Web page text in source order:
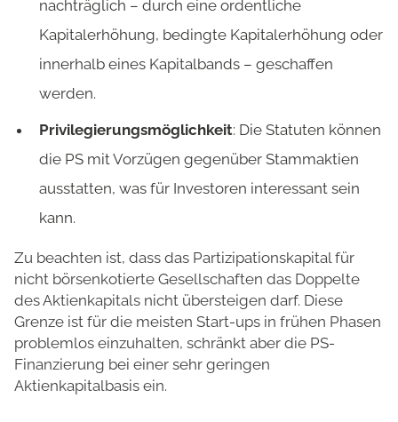
nachträglich – durch eine ordentliche
Kapitalerhöhung, bedingte Kapitalerhöhung oder
innerhalb eines Kapitalbands – geschaffen
werden.
Privilegierungsmöglichkeit: Die Statuten können
die PS mit Vorzügen gegenüber Stammaktien
ausstatten, was für Investoren interessant sein
kann.
Zu beachten ist, dass das Partizipationskapital für
nicht börsenkotierte Gesellschaften das Doppelte
des Aktienkapitals nicht übersteigen darf. Diese
Grenze ist für die meisten Start-ups in frühen Phasen
problemlos einzuhalten, schränkt aber die PS-
Finanzierung bei einer sehr geringen
Aktienkapitalbasis ein.